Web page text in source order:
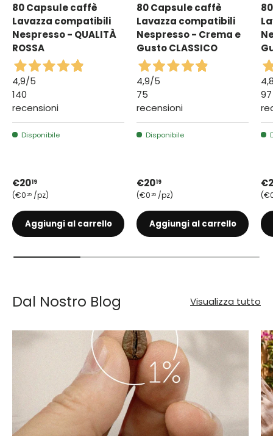
80 Capsule caffè
Lavazza compatibili
Nespresso - QUALITÀ
ROSSA
4,9/5
140
recensioni
Disponibile
Prezzo normale
€2019
Prezzo unitario
€025 /pz
Aggiungi al carrello
80 Capsule caffè
Lavazza compatibili
Nespresso - Crema e
Gusto CLASSICO
4,9/5
75
recensioni
Disponibile
Prezzo normale
€2019
Prezzo unitario
€025 /pz
Aggiungi al carrello
97
Dal Nostro Blog Visualizza tutto